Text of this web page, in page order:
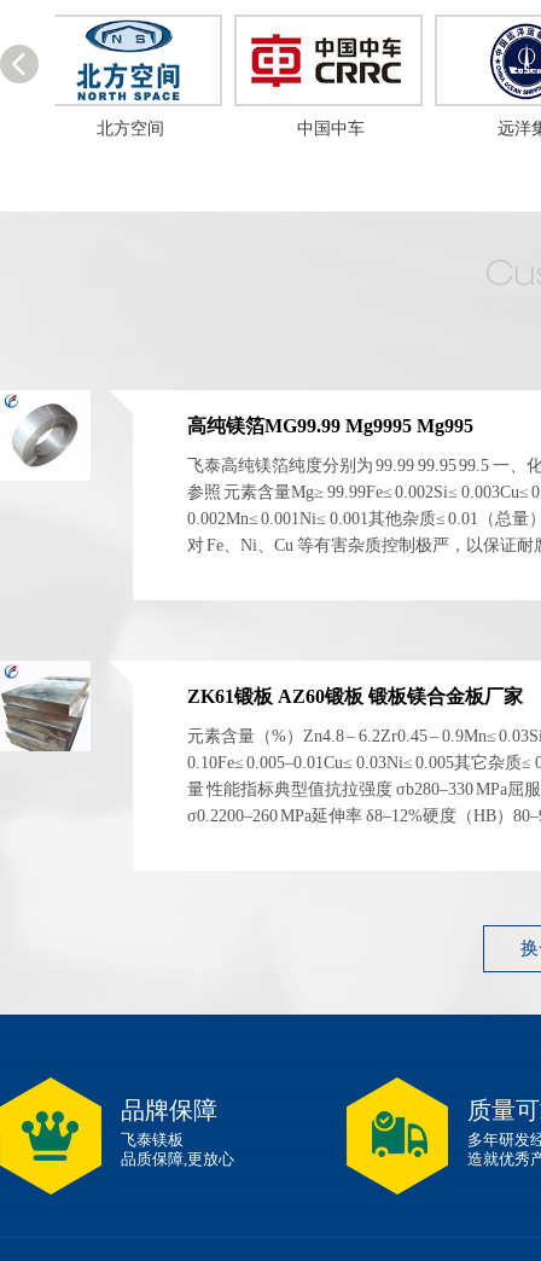
中国中车 远洋集团
高纯镁箔MG99.99 Mg9995 Mg995
飞泰高纯镁箔纯度分别为 99.99 99.95 99.5 一、
参照 元素含量Mg≥ 99.99Fe≤ 0.002Si≤ 0.003Cu≤
0.002Mn≤ 0.001Ni≤ 0.001其他杂质≤ 0.01（总量
对 Fe、Ni、Cu 等有害杂质控制极严，以保证耐
ZK61锻板 AZ60锻板 锻板镁合金板厂家
元素含量（%）Zn4.8 – 6.2Zr0.45 – 0.9Mn≤
0.10Fe≤ 0.005–0.01Cu≤ 0.03Ni≤ 0.005其它杂质≤
量 性能指标典型值抗拉强度 σb280–330 MPa屈
σ0.2200–260 MPa延伸率 δ8–12%硬度（HB）
品牌保障
飞泰镁板
品质保障,更放心
质量
多年研发
造就优秀